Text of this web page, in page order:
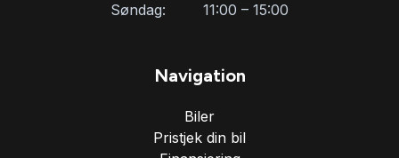
Søndag:
11:00 – 15:00
Navigation
Biler
Pristjek din bil